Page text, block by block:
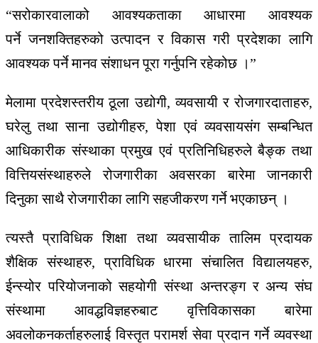
“सरोकारवालाको आवश्यकताका आधारमा आवश्यक
पर्नेजनशक्तिहरुको उत्पादन र विकास गरी प्रदेशका लागि
आवश्यक पर्ने मानव संशाधन पूरा गर्नुपनि रहेकोछ ।”
मेलामा प्रदेशस्तरीय ठूला उद्योगी,व्यवसायी र रोजगारदाताहरु,
घरेलु तथा साना उद्योगीहरु,पेशा एवंव्यवसायसंग सम्बन्धित
आधिकारीक संस्थाका प्रमुख एवं प्रतिनिधिहरुले बैङ्क तथा
वित्तियसंस्थाहरुले रोजगारीका अवसरका बारेमा
जानकारी
दिनुका साथै रोजगारीका लागि सहजीकरण गर्ने भएकाछन् ।
त्यस्तै प्राविधिक शिक्षा तथा व्यवसायीक तालिम प्रदायक
शैक्षिक संस्थाहरु,प्राविधिक धारमासंचालित विद्यालयहरु,
ईन्स्योर परियोजनाको सहयोगी संस्था अन्तरङ्ग र अन्य संघ
संस्थामा
आवद्धविज्ञहरुबाट वृत्तिविकासका
बारेमा
अवलोकनकर्ताहरुलाई विस्तृत परामर्श सेवा प्रदान गर्ने व्यवस्था